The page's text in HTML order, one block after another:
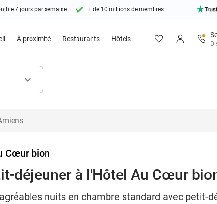
7 jours par semaine + de 10 millions de membres
À proximité Restaurants Hôtels
keyboard_arrow_down
Cœur bion
déjeuner à l'Hôtel Au Cœur
nuits en chambre standard avec petit-